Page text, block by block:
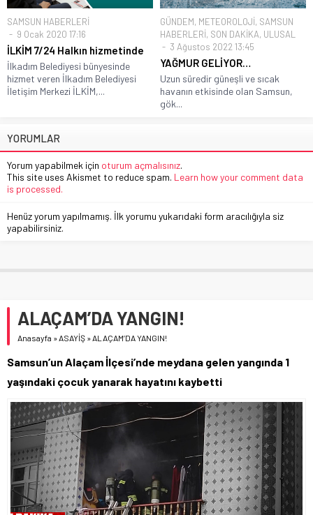
SAMSUN HABERLERİ
9 Ocak 2020 17:16
İLKİM 7/24 Halkın hizmetinde
İlkadım Belediyesi bünyesinde
hizmet veren İlkadım Belediyesi
İletişim Merkezi İLKİM,...
GÜNDEM, METEOROLOJİ, SAMSUN
HABERLERİ, SON DAKİKA, ULUSAL
3 Ağustos 2022 13:45
YAĞMUR GELİYOR…
Uzun süredir güneşli ve sıcak
havanın etkisinde olan Samsun,
gök...
YORUMLAR
Yorum yapabilmek için oturum açmalısınız.
This site uses Akismet to reduce spam. Learn how your comment data
is processed.
Henüz yorum yapılmamış. İlk yorumu yukarıdaki form aracılığıyla siz
yapabilirsiniz.
ALAÇAM’DA YANGIN!
Anasayfa » ASAYİŞ » ALAÇAM’DA YANGIN!
Samsun’un Alaçam İlçesi’nde meydana gelen yangında 1
yaşındaki çocuk yanarak hayatını kaybetti